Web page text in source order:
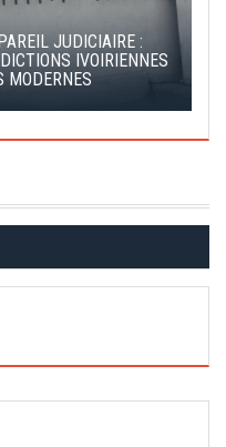
JUDICIAIRE :
IVOIRIENNES
MODERNES